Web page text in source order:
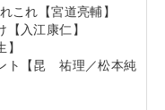
これ【宮道亮輔】
入江康仁】
ト【昆 祐理／松本純